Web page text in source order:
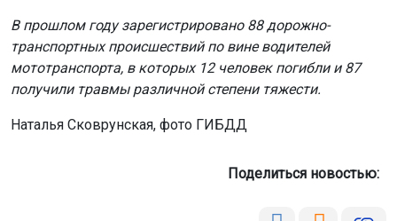
В прошлом году зарегистрировано 88 дорожно-
транспортных происшествий по вине водителей
мототранспорта, в которых 12 человек погибли и 87
получили травмы различной степени тяжести.
Наталья Сковрунская, фото ГИБДД
Поделиться новостью: